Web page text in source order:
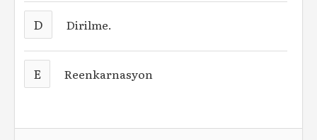
D Dirilme.
E Reenkarnasyon